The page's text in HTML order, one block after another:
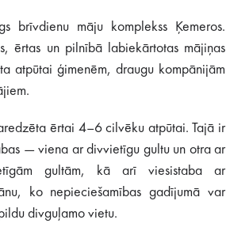
brīvdienu māju komplekss Ķemeros.
ērtas un pilnībā labiekārtotas mājiņas
atpūtai ģimenēm, draugu kompānijām
ērtai 4–6 cilvēku atpūtai. Tajā ir
— viena ar divvietīgu gultu un otra ar
gultām, kā arī viesistaba ar
ko nepieciešamības gadījumā var
divguļamo vietu.